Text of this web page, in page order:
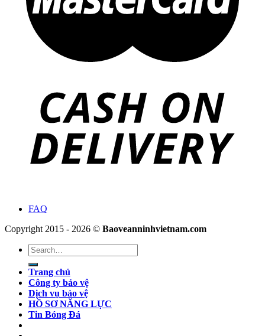
FAQ
Copyright 2015 - 2026 © Baoveanninhvietnam.com
Search
for:
Trang chủ
Công ty bảo vệ
Dịch vụ bảo vệ
HỒ SƠ NĂNG LỰC
Tin Bóng Đá